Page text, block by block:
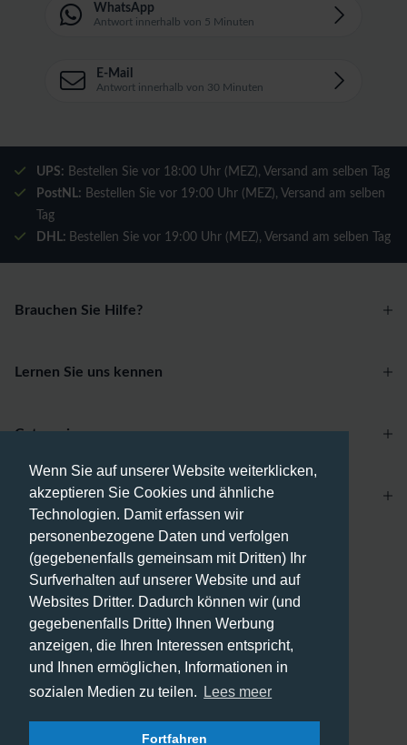
Wenn Sie auf unserer Website weiterklicken,
akzeptieren Sie Cookies und ähnliche
Technologien. Damit erfassen wir
personenbezogene Daten und verfolgen
(gegebenenfalls gemeinsam mit Dritten) Ihr
Surfverhalten auf unserer Website und auf
Websites Dritter. Dadurch können wir (und
gegebenenfalls Dritte) Ihnen Werbung
anzeigen, die Ihren Interessen entspricht,
und Ihnen ermöglichen, Informationen in
sozialen Medien zu teilen.
Lees meer
Fortfahren
WhatsApp
Antwort innerhalb von 5 Minuten
E-Mail
Antwort innerhalb von 30 Minuten
UPS: Bestellen Sie vor 18:00 Uhr (MEZ), Versand am selben Tag
PostNL: Bestellen Sie vor 19:00 Uhr (MEZ), Versand am selben
Tag
DHL: Bestellen Sie vor 19:00 Uhr (MEZ), Versand am selben Tag
Brauchen Sie Hilfe?
Lernen Sie uns kennen
Zahlungsmethoden
Versandmethoden
Categories
Account